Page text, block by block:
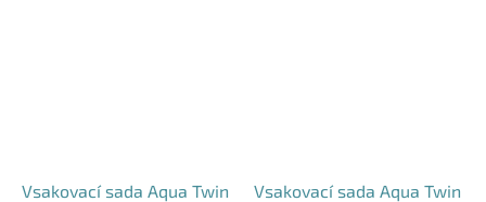
Vsakovací sada Aqua Twin
Vsakovací sada Aqua Twin